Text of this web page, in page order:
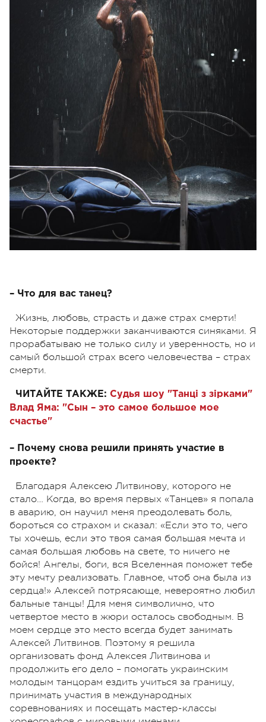
– Что для вас танец?
Жизнь, любовь, страсть и даже страх смерти!
Некоторые поддержки заканчиваются синяками. Я
прорабатываю не только силу и уверенность, но и
самый большой страх всего человечества – страх
смерти.
ЧИТАЙТЕ ТАКЖЕ: Судья шоу "Танці з зірками"
Влад Яма: "Сын – это самое большое мое
счастье"
– Почему снова решили принять участие в
проекте?
Благодаря Алексею Литвинову, которого не
стало… Когда, во время первых «Танцев» я попала
в аварию, он научил меня преодолевать боль,
бороться со страхом и сказал: «Если это то, чего
ты хочешь, если это твоя самая большая мечта и
самая большая любовь на свете, то ничего не
бойся! Ангелы, боги, вся Вселенная поможет тебе
эту мечту реализовать. Главное, чтоб она была из
сердца!» Алексей потрясающе, невероятно любил
бальные танцы! Для меня символично, что
четвертое место в жюри осталось свободным. В
моем сердце это место всегда будет занимать
Алексей Литвинов. Поэтому я решила
организовать фонд Алексея Литвинова и
продолжить его дело – помогать украинским
молодым танцорам ездить учиться за границу,
принимать участия в международных
соревнованиях и посещать мастер-классы